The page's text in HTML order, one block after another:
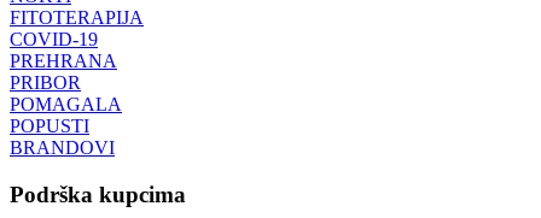
FITOTERAPIJA
COVID-19
PREHRANA
PRIBOR
POMAGALA
POPUSTI
BRANDOVI
Podrška kupcima